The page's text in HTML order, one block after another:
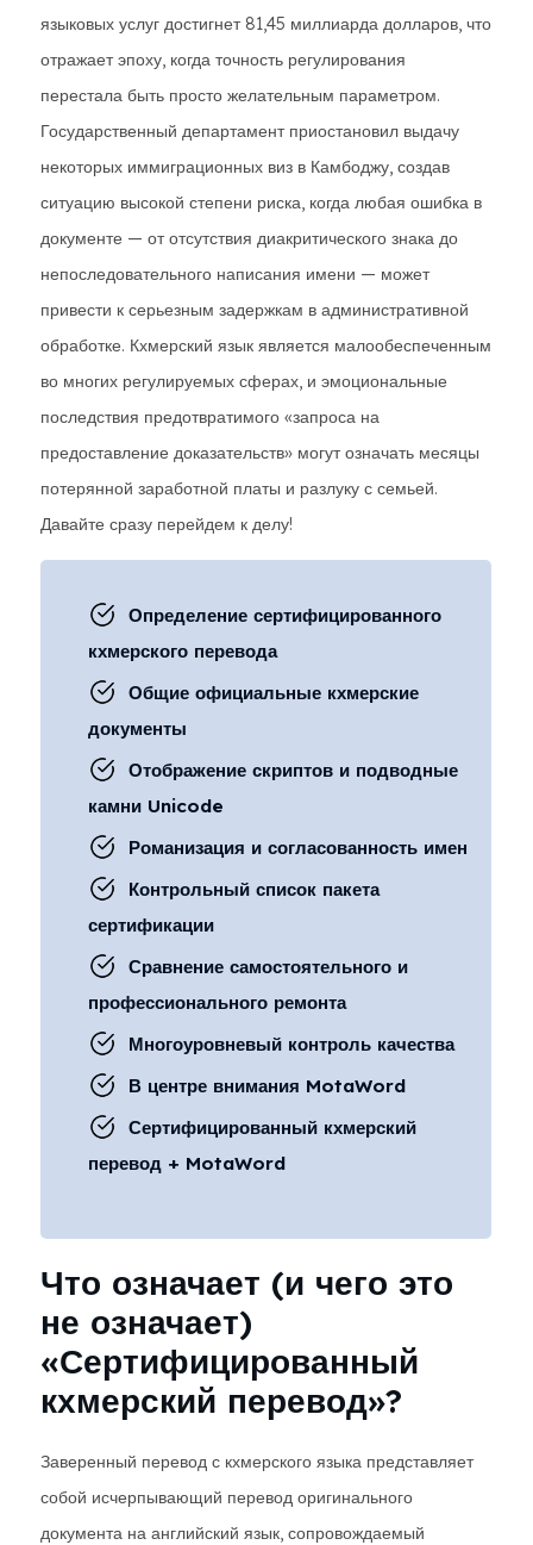
языковых услуг достигнет 81,45 миллиарда долларов, что
отражает эпоху, когда точность регулирования
перестала быть просто желательным параметром.
Государственный департамент приостановил выдачу
некоторых иммиграционных виз в Камбоджу, создав
ситуацию высокой степени риска, когда любая ошибка в
документе — от отсутствия диакритического знака до
непоследовательного написания имени — может
привести к серьезным задержкам в административной
обработке. Кхмерский язык является малообеспеченным
во многих регулируемых сферах, и эмоциональные
последствия предотвратимого «запроса на
предоставление доказательств» могут означать месяцы
потерянной заработной платы и разлуку с семьей.
Давайте сразу перейдем к делу!
Определение сертифицированного
кхмерского перевода
Общие официальные кхмерские
документы
Отображение скриптов и подводные
камни Unicode
Романизация и согласованность имен
Контрольный список пакета
сертификации
Сравнение самостоятельного и
профессионального ремонта
Многоуровневый контроль качества
В центре внимания MotaWord
Сертифицированный кхмерский
перевод + MotaWord
Что означает (и чего это
не означает)
«Сертифицированный
кхмерский перевод»?
Заверенный перевод с кхмерского языка представляет
собой исчерпывающий перевод оригинального
документа на английский язык, сопровождаемый